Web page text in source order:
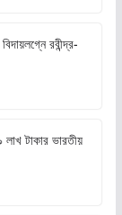
রবীন্দ্র-
লাখ টাকার ভারতীয়